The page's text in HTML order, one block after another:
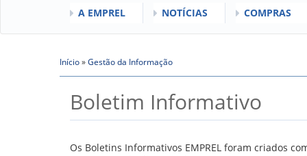
A EMPREL
VÍDEOS
CONSELHOS
LOCALIZAÇÃO
GESTORES
NOTÍCIAS COMPRAS
Você está aqui
Início»Gestão da Informação
Boletim Informativo
Os Boletins Informativos EMPREL foram criados